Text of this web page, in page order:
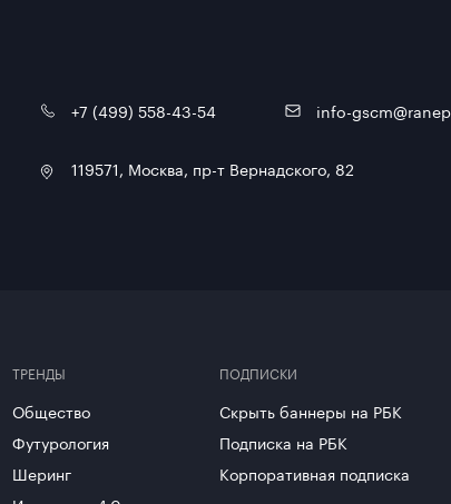
«Газпром», Новолипецкий
компания «Варта», компания
+7 (499) 558-43-54 info-
119571, Москва, пр-т Вернадского, 82
ТРЕНДЫ
Общество
Футурология
Шеринг
ПОДПИСКИ
Скрыть баннеры на РБК
Подписка на РБК
Корпоративная подписка